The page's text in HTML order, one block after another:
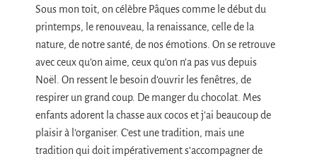
Sous mon toit, on célèbre Pâques comme le début du
printemps, le renouveau, la renaissance, celle de la
nature, de notre santé, de nos émotions. On se retrouve
avec ceux qu’on aime, ceux qu’on n’a pas vus depuis
Noël. On ressent le besoin d’ouvrir les fenêtres, de
respirer un grand coup. De manger du chocolat. Mes
enfants adorent la chasse aux cocos et j’ai beaucoup de
plaisir à l’organiser. C’est une tradition, mais une
tradition qui doit impérativement s’accompagner de